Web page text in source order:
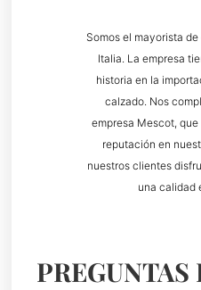
Somos el mayorista
Italia. La empresa
historia en la
calzado. Nos
empresa Mescot,
reputación en
nuestros clientes
una calidad
PREGUNTAS